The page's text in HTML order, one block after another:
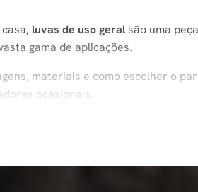
luvas de uso geralsão uma
gama de aplicações.
materiais e como escolher o
ocasionais.
uma combinação equilibrada de